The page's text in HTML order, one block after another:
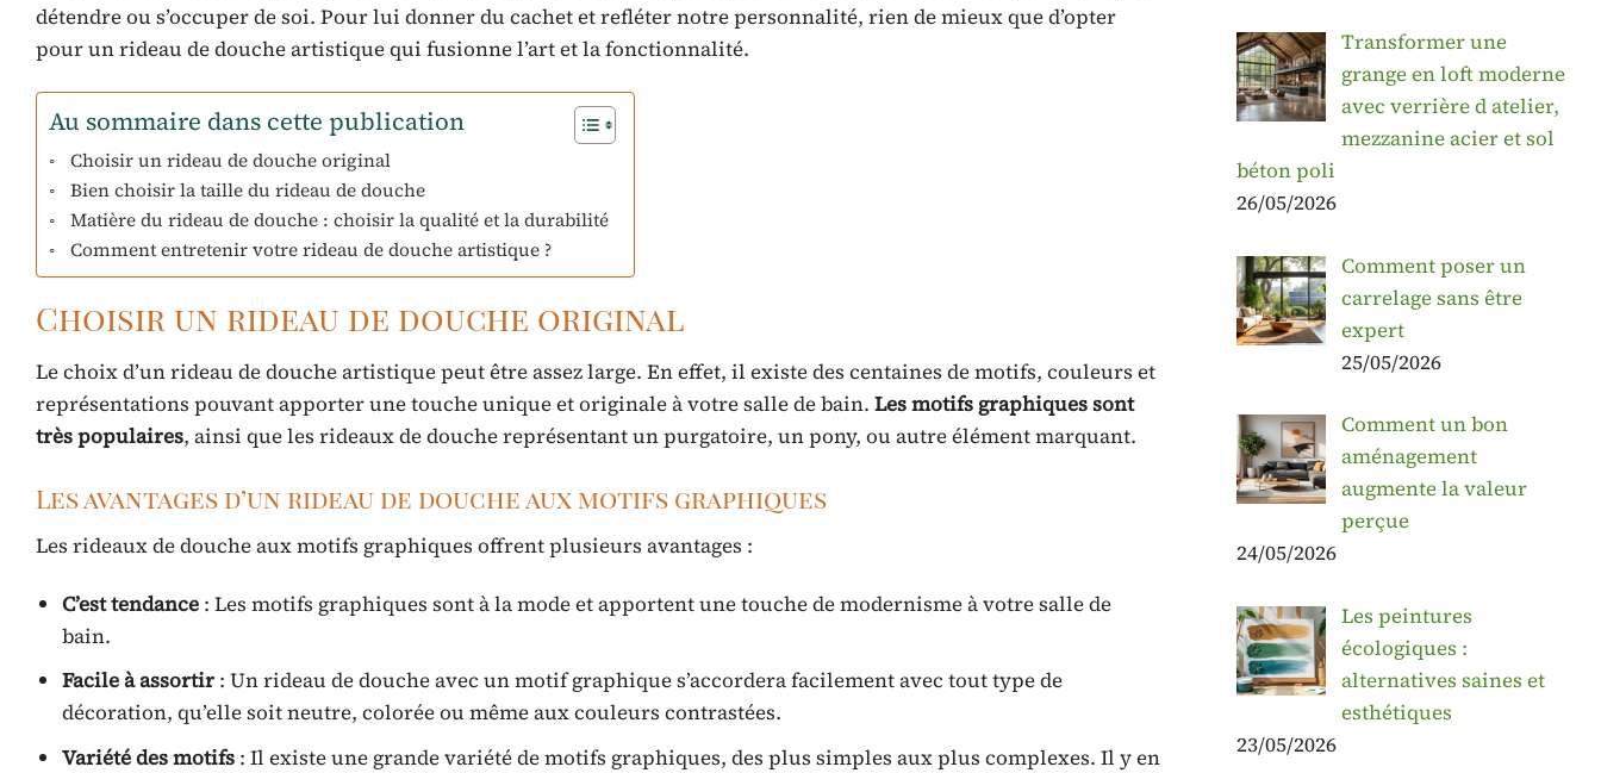
détendre ou s’occuper de soi. Pour lui donner du cachet et refléter notre personnalité, rien de mieux que d’opter
pour un rideau de douche artistique qui fusionne l’art et la fonctionnalité.
Au sommaire dans cette publication
Choisir un rideau de douche original
Bien choisir la taille du rideau de douche
Matière du rideau de douche : choisir la qualité et la durabilité
Comment entretenir votre rideau de douche artistique ?
Choisir un rideau de douche original
Le choix d’un rideau de douche artistique peut être assez large. En effet, il existe des centaines de motifs, couleurs et
représentations pouvant apporter une touche unique et originale à votre salle de bain. Les motifs graphiques sont
très populaires, ainsi que les rideaux de douche représentant un purgatoire, un pony, ou autre élément marquant.
Les avantages d’un rideau de douche aux motifs graphiques
Les rideaux de douche aux motifs graphiques offrent plusieurs avantages :
C’est tendance : Les motifs graphiques sont à la mode et apportent une touche de modernisme à votre salle de
bain.
Facile à assortir : Un rideau de douche avec un motif graphique s’accordera facilement avec tout type de
décoration, qu’elle soit neutre, colorée ou même aux couleurs contrastées.
Variété des motifs : Il existe une grande variété de motifs graphiques, des plus simples aux plus complexes. Il y en
Transformer une
grange en loft moderne
avec verrière d atelier,
mezzanine acier et sol
béton poli
26/05/2026
Comment poser un
carrelage sans être
expert
25/05/2026
Comment un bon
aménagement
augmente la valeur
perçue
24/05/2026
Les peintures
écologiques :
alternatives saines et
esthétiques
23/05/2026